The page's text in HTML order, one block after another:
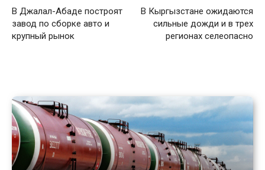
В Джалал-Абаде построят
завод по сборке авто и
крупный рынок
В Кыргызстане ожидаются
сильные дожди и в трех
регионах селеопасно